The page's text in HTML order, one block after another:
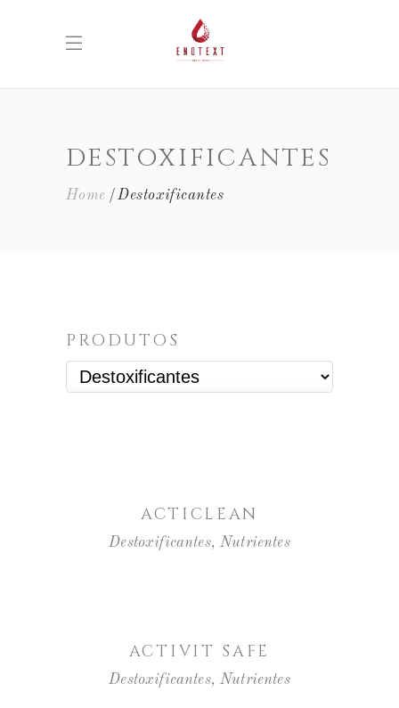
DESTOXIFICANTES
Home Destoxificantes
PRODUTOS
ACTICLEAN
Destoxificantes,Nutrientes
ACTIVIT SAFE
Destoxificantes,Nutrientes